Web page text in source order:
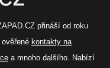
přináší od roku
, ověřené kontakty na
a mnoho dalšího. Nabízí